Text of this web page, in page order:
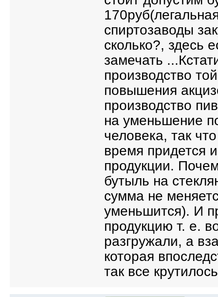
спиртозаводы
сколько?, здесь
замечать
производство
повышения
производство
на уменьшение
человека, так
время придется
продукции.
бутыль на
сумма не
уменьшится). И
продукцию т. е.
разгружали, а
которая
так все